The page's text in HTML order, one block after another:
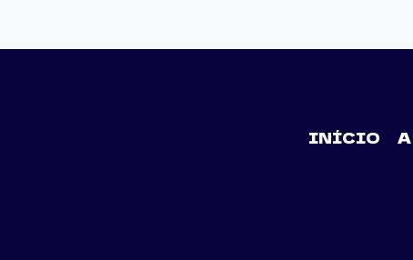
INÍCIO